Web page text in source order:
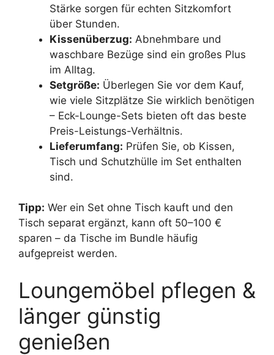
Stärke sorgen für echten Sitzkomfort
über Stunden.
Kissenüberzug: Abnehmbare und
waschbare Bezüge sind ein großes Plus
im Alltag.
Setgröße: Überlegen Sie vor dem Kauf,
wie viele Sitzplätze Sie wirklich benötigen
– Eck-Lounge-Sets bieten oft das beste
Preis-Leistungs-Verhältnis.
Lieferumfang: Prüfen Sie, ob Kissen,
Tisch und Schutzhülle im Set enthalten
sind.
Tipp: Wer ein Set ohne Tisch kauft und den
Tisch separat ergänzt, kann oft 50–100 €
sparen – da Tische im Bundle häufig
aufgepreist werden.
Loungemöbel pflegen &
länger günstig
genießen